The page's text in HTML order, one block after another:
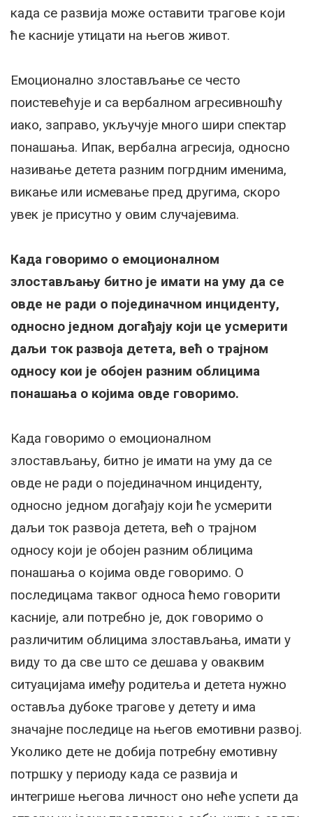
када се развија може оставити трагове који
ће касније утицати на његов живот.
Емоционално злостављање се често
поистевећује и са вербалном агресивношћу
иако, заправо, укључује много шири спектар
понашања. Ипак, вербална агресија, односно
називање детета разним погрдним именима,
викање или исмевање пред другима, скоро
увек је присутно у овим случајевима.
Када говоримо о емоционалном
злостављању битно је имати на уму да се
овде не ради о појединачном инциденту,
односно једном догађају који це усмерити
даљи ток развоја детета, већ о трајном
односу кои је обојен разним облицима
понашања о којима овде говоримо.
Када говоримо о емоционалном
злостављању, битно је имати на уму да се
овде не ради о појединачном инциденту,
односно једном догађају који ће усмерити
даљи ток развоја детета, већ о трајном
односу који је обојен разним облицима
понашања о којима овде говоримо. О
последицама таквог односа ћемо говорити
касније, али потребно је, док говоримо о
различитим облицима злостављања, имати у
виду то да све што се дешава у оваквим
ситуацијама имеђу родитеља и детета нужно
оставља дубоке трагове у детету и има
значајне последице на његов емотивни развој.
Уколико дете не добија потребну емотивну
потршку у периоду када се развија и
интегрише његова личност оно неће успети да